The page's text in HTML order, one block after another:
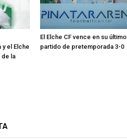
el Elche
de la
El Elche CF vence en su último
partido de pretemporada 3-0